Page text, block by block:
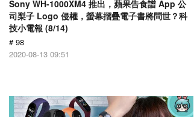
Sony WH-1000XM4 推出，蘋果告食譜 App 公
司梨子 Logo 侵權，螢幕摺疊電子書將問世？科
技小電報 (8/14)
# 98
2020-08-13 09:51